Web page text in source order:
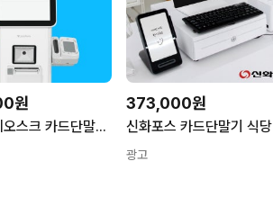
원
페이히어 키오스크 카드단말기 애플페이 개인사업자포스기 도소매 마트 와인샵 무인샵 PC
373,000원
광고